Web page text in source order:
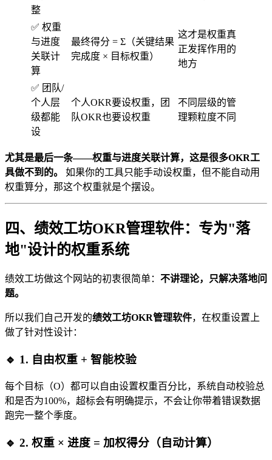
整
✅ 权重
与进度
关联计
算
最终得分 = Σ（关键结果
完成度 × 目标权重）
这才是权重真
正发挥作用的
地方
✅ 团队/
个人层
级都能
设
个人OKR要设权重，团
队OKR也要设权重
不同层级的管
理颗粒度不同
尤其是最后一条——权重与进度关联计算，这是很多OKR工
具做不到的。
如果你的工具只能手动设权重，但不能自动用
权重算分，那这个权重就是个摆设。
四、绩效工坊OKR管理软件：专为"落
地"设计的权重系统
绩效工坊做这个网站的初衷很简单： 不讲理论，只解决落地问
题。
所以我们自己开发的绩效工坊OKR管理软件，在权重设置上
做了针对性设计：
🔹 1. 自由权重 + 智能校验
每个目标（O）都可以自由设置权重百分比，系统自动校验总
和是否为100%，超标会有明确提示，不会让你带着错误数据
跑完一整个季度。
🔹 2. 权重 × 进度 = 加权得分（自动计算）